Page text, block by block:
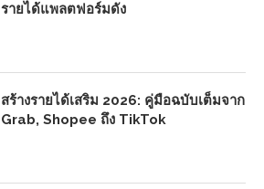
รายได้แพลตฟอร์มดัง
สร้างรายได้เสริม 2026: คู่มือฉบับเต็มจาก
Grab, Shopee ถึง TikTok